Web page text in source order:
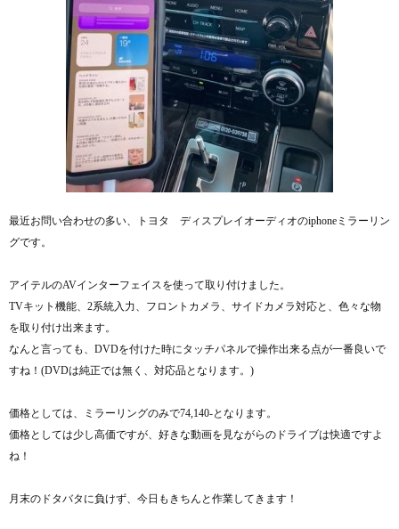
最近お問い合わせの多い、トヨタ ディスプレイオーディオのiphoneミラーリン
グです。
アイテルのAVインターフェイスを使って取り付けました。
TVキット機能、2系統入力、フロントカメラ、サイドカメラ対応と、色々な物
を取り付け出来ます。
なんと言っても、DVDを付けた時にタッチパネルで操作出来る点が一番良いで
すね！(DVDは純正では無く、対応品となります。)
価格としては、ミラーリングのみで74,140-となります。
価格としては少し高価ですが、好きな動画を見ながらのドライブは快適ですよ
ね！
月末のドタバタに負けず、今日もきちんと作業してきます！